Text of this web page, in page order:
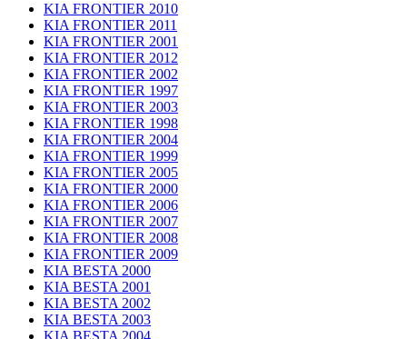
KIA FRONTIER 2010
KIA FRONTIER 2011
KIA FRONTIER 2001
KIA FRONTIER 2012
KIA FRONTIER 2002
KIA FRONTIER 1997
KIA FRONTIER 2003
KIA FRONTIER 1998
KIA FRONTIER 2004
KIA FRONTIER 1999
KIA FRONTIER 2005
KIA FRONTIER 2000
KIA FRONTIER 2006
KIA FRONTIER 2007
KIA FRONTIER 2008
KIA FRONTIER 2009
KIA BESTA 2000
KIA BESTA 2001
KIA BESTA 2002
KIA BESTA 2003